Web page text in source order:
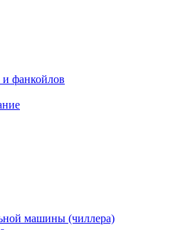
и фанкойлов